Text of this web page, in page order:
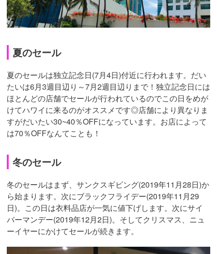
夏のセール
夏のセールは独立記念日(7月4日)付近に行われます。だい
たいは6月3週目辺り～7月2週目辺りまで！独立記念日には
ほとんどの店舗でセールが行われているのでこの日をめが
けてハワイに来るのがオススメです◎店舗により異なりま
すがだいたい30~40％OFFになっています。お店によって
は70％OFFなんてことも！
冬のセール
冬のセールはまず、サンクスギビング(2019年11月28日)か
ら始まります。次にブラックフライデー(2019年11月29
日)。この日は衣料品店が一気に値下げします。次にサイ
バーマンデー(2019年12月2日)。そしてクリスマス、ニュ
ーイヤーにかけてセールが続きます。